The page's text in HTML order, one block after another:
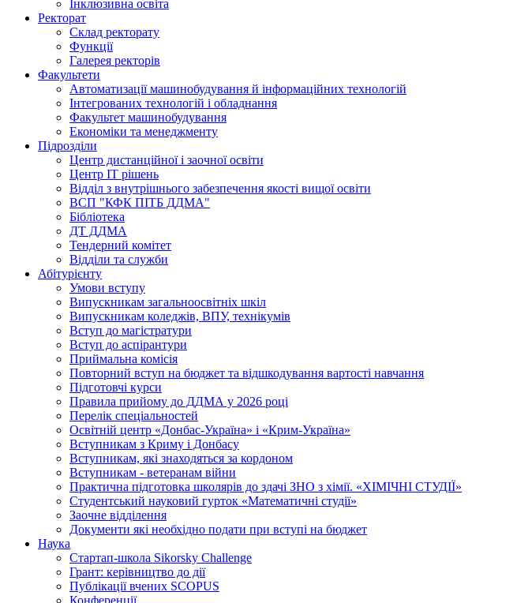
Інклюзивна освіта
Ректорат
Склад ректорату
Функції
Галерея ректорів
Факультети
Автоматизації машинобудування й інформаційних технологій
Інтегрованих технологій і обладнання
Факультет машинобудування
Економіки та менеджменту
Підрозділи
Центр дистанційної і заочної освіти
Центр ІТ рішень
Відділ з внутрішнього забезпечення якості вищої освіти
ВСП "КФК ПІТБ ДДМА"
Бібліотека
ДТ ДДМА
Тендерний комітет
Відділи та служби
Абітурієнту
Умови вступу
Випускникам загальноосвітніх шкіл
Випускникам коледжів, ВПУ, технікумів
Вступ до магістратури
Вступ до аспірантури
Приймальна комісія
Повторний вступ на бюджет та відшкодування вартості навчання
Підготовчі курси
Правила прийому до ДДМА у 2026 році
Перелік спеціальностей
Освітній центр «Донбас-Україна» і «Крим-Україна»
Вступникам з Криму і Донбасу
Вступникам, які знаходяться за кордоном
Вступникам - ветеранам війни
Практична підготовка школярів до здачі ЗНО з хімії. «ХІМІЧНІ СТУДІЇ»
Студентський науковий гурток «Математичні студії»
Заочне відділення
Документи які необхідно подати при вступі на бюджет
Наука
Стартап-школа Sikorsky Challenge
Грант: керівництво до дії
Публікації вчених SCOPUS
Конференції